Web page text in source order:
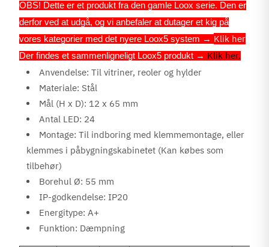
OBS! Dette er et produkt fra den gamle Loox serie. Den er
derfor ved at udgå, og vi anbefaler at dutager et kig på
vores kategorier med det nyere Loox5 system → Klik her
Der findes et sammenligneligt Loox5 produkt → Klik her.
Anvendelse: Til vitriner, reoler og hylder
Materiale: Stål
Mål (H x D): 12 x 65 mm
Antal LED: 24
Montage: Til indboring med klemmemontage, eller
klemmes i påbygningskabinetet (Kan købes som
tilbehør)
Borehul Ø: 55 mm
IP-godkendelse: IP20
Energitype: A+
Funktion: Dæmpning